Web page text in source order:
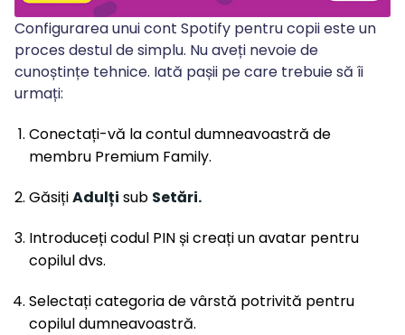
Configurarea unui cont Spotify pentru copii este un
proces destul de simplu. Nu aveți nevoie de
cunoștințe tehnice. Iată pașii pe care trebuie să îi
urmați:
Conectați-vă la contul dumneavoastră de
membru Premium Family.
GăsițiAdulți sub Setări.
Introduceți codul PIN și creați un avatar pentru
copilul dvs.
Selectați categoria de vârstă potrivită pentru
copilul dumneavoastră.